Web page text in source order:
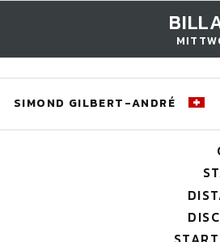
SIMOND GILBERT-ANDRÉ